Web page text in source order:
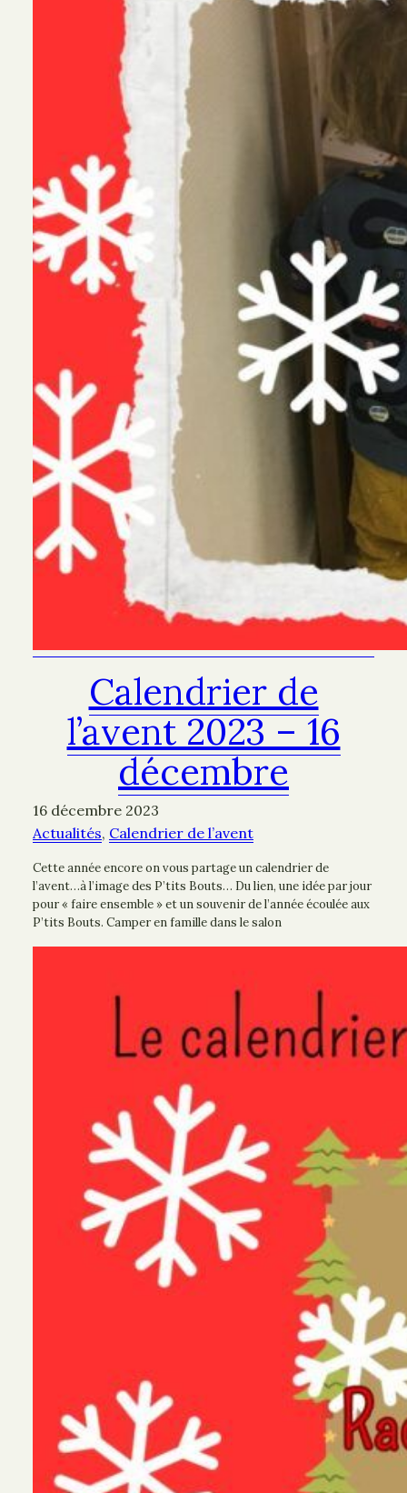
Calendrier de
l’avent 2023 – 16
décembre
16 décembre 2023
Actualités, Calendrier de l’avent
Cette année encore on vous partage un calendrier de
l’avent…à l’image des P’tits Bouts… Du lien, une idée par jour
pour « faire ensemble » et un souvenir de l’année écoulée aux
P’tits Bouts. Camper en famille dans le salon